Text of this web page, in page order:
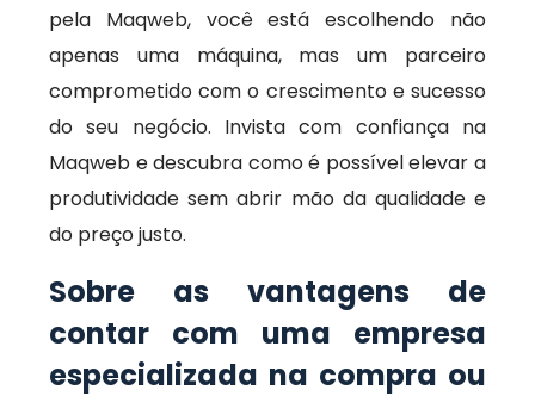
pela Maqweb, você está escolhendo não
apenas uma máquina, mas um parceiro
comprometido com o crescimento e sucesso
do seu negócio. Invista com confiança na
Maqweb e descubra como é possível elevar a
produtividade sem abrir mão da qualidade e
do preço justo.
Sobre as vantagens de
contar com uma empresa
especializada na compra ou